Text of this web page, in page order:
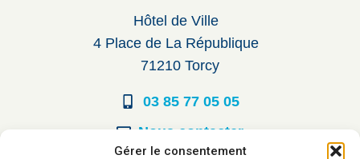
Gérer le consentement
Hôtel de Ville
4 Place de La République
71210 Torcy
03 85 77 05 05
Nous contacter